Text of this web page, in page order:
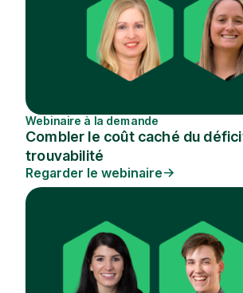
Webinaire à la demande
Combler le coût caché du
trouvabilité
Regarder le webinaire